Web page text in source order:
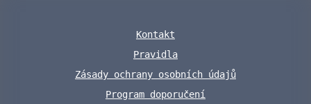
Kontakt
Pravidla
Zásady ochrany osobních údajů
Program doporučení